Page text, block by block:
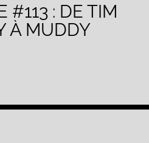
#113 : DE TIM
À MUDDY